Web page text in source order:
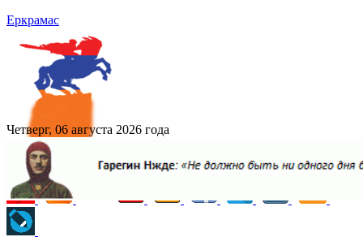
Еркрамас
Четверг, 06 августа 2026 года